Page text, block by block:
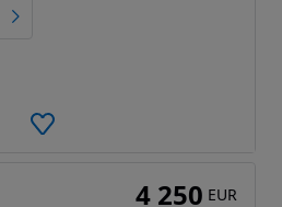
4 250 EUR